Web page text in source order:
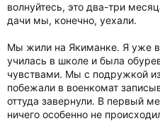
волнуйтесь, это два-три
дачи мы, конечно, уехали.
Мы жили на Якиманке. Я уже
училась в школе и была
чувствами. Мы с подружкой
побежали в военкомат
оттуда завернули. В первый
ничего особенно не